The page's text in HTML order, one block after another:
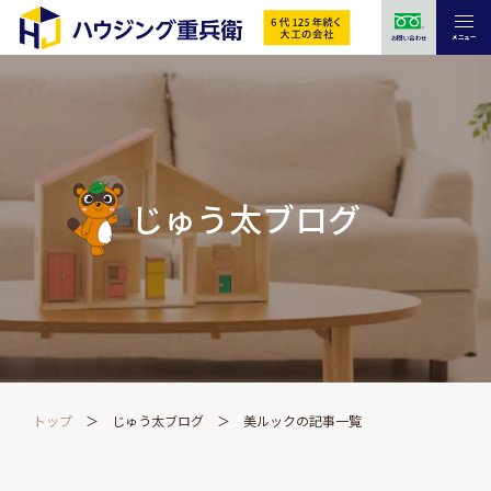
お問い合わせ メニュー
じゅう太ブログ
トップ じゅう太ブログ 美ルックの記事一覧